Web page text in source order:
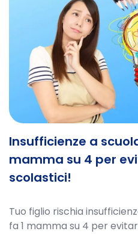
Insufficienze a
mamma su 4 per
scolastici!
Tuo figlio rischia
fa 1 mamma su 4 per